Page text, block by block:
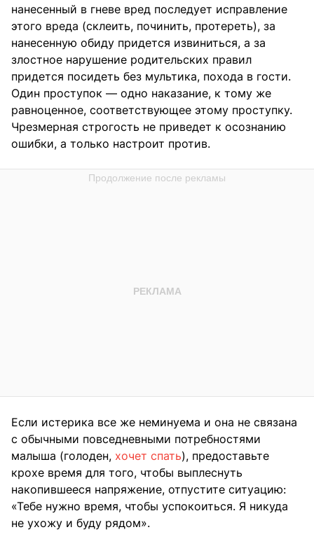
нанесенный в гневе вред последует исправление
этого вреда (склеить, починить, протереть), за
нанесенную обиду придется извиниться, а за
злостное нарушение родительских правил
придется посидеть без мультика, похода в гости.
Один проступок — одно наказание, к тому же
равноценное, соответствующее этому проступку.
Чрезмерная строгость не приведет к осознанию
ошибки, а только настроит против.
Если истерика все же неминуема и она не связана
с обычными повседневными потребностями
малыша (голоден, хочет спать), предоставьте
крохе время для того, чтобы выплеснуть
накопившееся напряжение, отпустите ситуацию:
«Тебе нужно время, чтобы успокоиться. Я никуда
не ухожу и буду рядом».